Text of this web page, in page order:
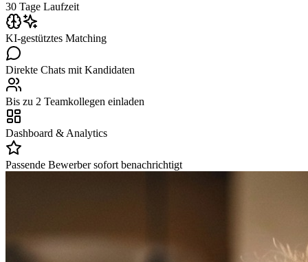
30 Tage Laufzeit
KI-gestütztes Matching
Direkte Chats mit Kandidaten
Bis zu 2 Teamkollegen einladen
Dashboard & Analytics
Passende Bewerber sofort benachrichtigt